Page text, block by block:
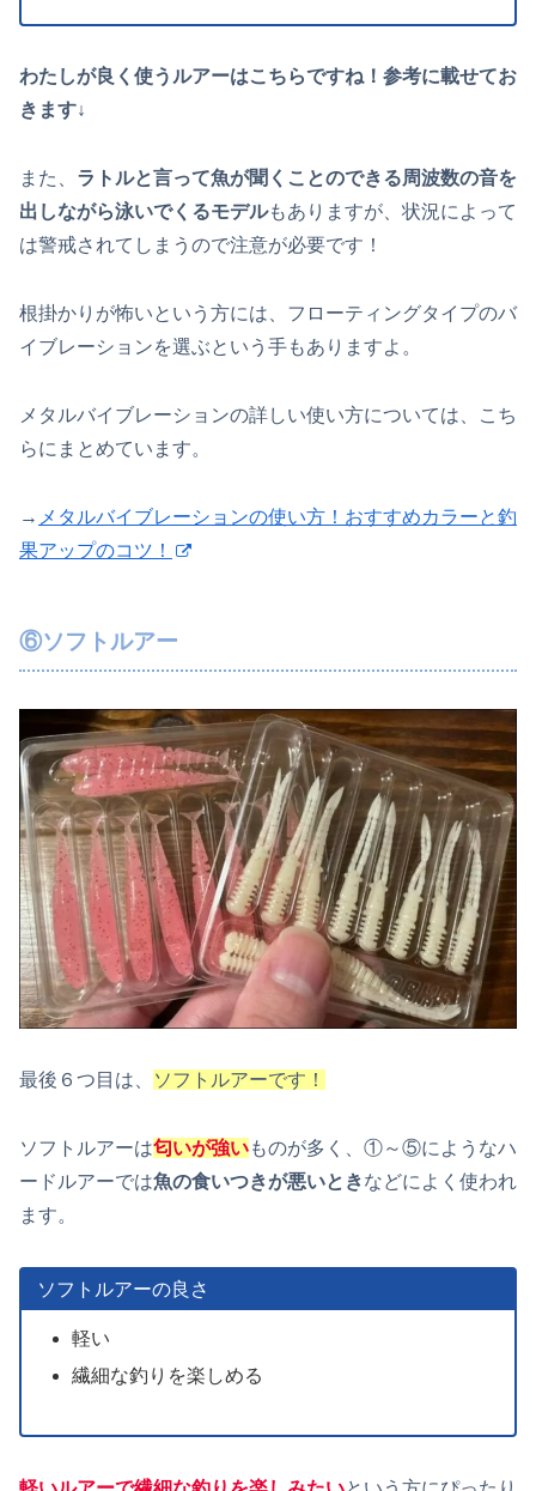
わたしが良く使うルアーはこちらですね！参考に載せてお
きます↓
また、 ラトルと言って魚が聞くことのできる周波数の音を
出しながら泳いでくるモデルもありますが、状況によって
は警戒されてしまうので注意が必要です！
根掛かりが怖いという方には、フローティングタイプのバ
イブレーションを選ぶという手もありますよ。
メタルバイブレーションの詳しい使い方については、こち
らにまとめています。
→ メタルバイブレーションの使い方！おすすめカラーと釣
果アップのコツ！
⑥ソフトルアー
最後６つ目は、 ソフトルアーです！
ソフトルアーは匂いが強いものが多く、①～⑤にようなハ
ードルアーでは魚の食いつきが悪いときなどによく使われ
ます。
ソフトルアーの良さ
軽い
繊細な釣りを楽しめる